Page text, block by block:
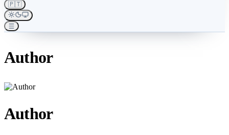
🇵🇹
Author
Author